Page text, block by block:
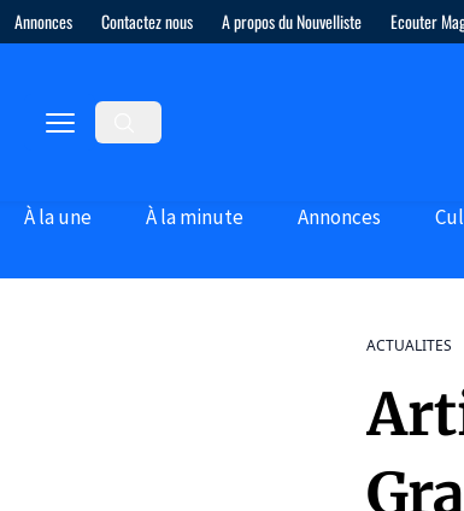
Annonces Contactez nous A propos du Nouvelliste Ecouter
À la une À la minute Annonces
ACTUALITES